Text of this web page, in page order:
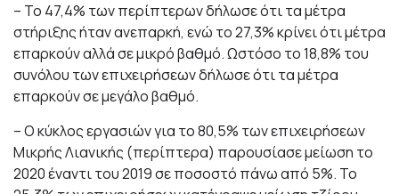
– Το 47,4% των περίπτερων δήλωσε ότι τα μέτρα
στήριξης ήταν ανεπαρκή, ενώ το 27,3% κρίνει ότι μέτρα
επαρκούν αλλά σε μικρό βαθμό. Ωστόσο το 18,8% του
συνόλου των επιχειρήσεων δήλωσε ότι τα μέτρα
επαρκούν σε μεγάλο βαθμό.
– Ο κύκλος εργασιών για το 80,5% των επιχειρήσεων
Μικρής Λιανικής (περίπτερα) παρουσίασε μείωση το
2020 έναντι του 2019 σε ποσοστό πάνω από 5%. Το